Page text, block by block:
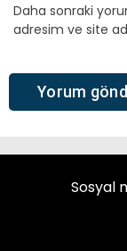
Daha sonraki
adresim ve site
Sosyal